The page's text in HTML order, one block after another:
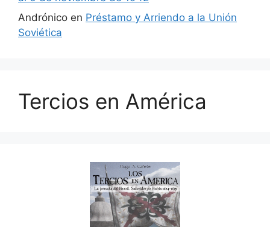
Andrónico en Préstamo y Arriendo a la Unión
Soviética
Tercios en América